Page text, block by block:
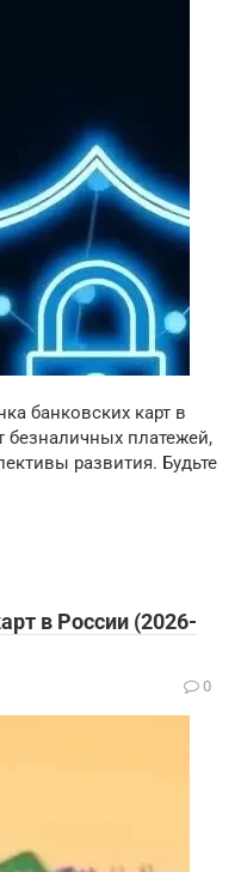
банковских карт в
безналичных платежей,
развития. Будьте
в России (2026-
0